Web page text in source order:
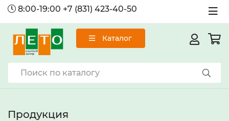
8:00-19:00 +7 (831) 423-40-50
Каталог
Продукция